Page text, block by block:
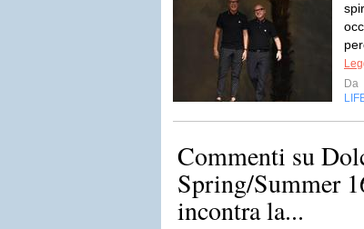
Da
Commenti su
Spring/Summer
incontra la...